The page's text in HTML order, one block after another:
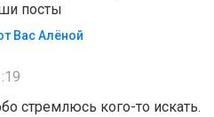
посты
Вас Алëной
стремлюсь кого-то искать.